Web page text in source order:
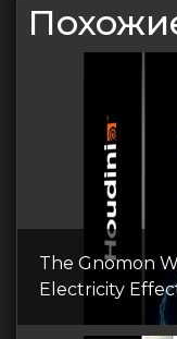
The Gnomon
Electricity